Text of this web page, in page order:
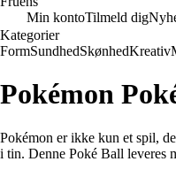
Min kontoTilmeld dig
Kategorier
FormSundhedSkønhedKreativ
Pokémon
Pokémon er ikke kun et spil,
i tin. Denne Poké Ball leveres